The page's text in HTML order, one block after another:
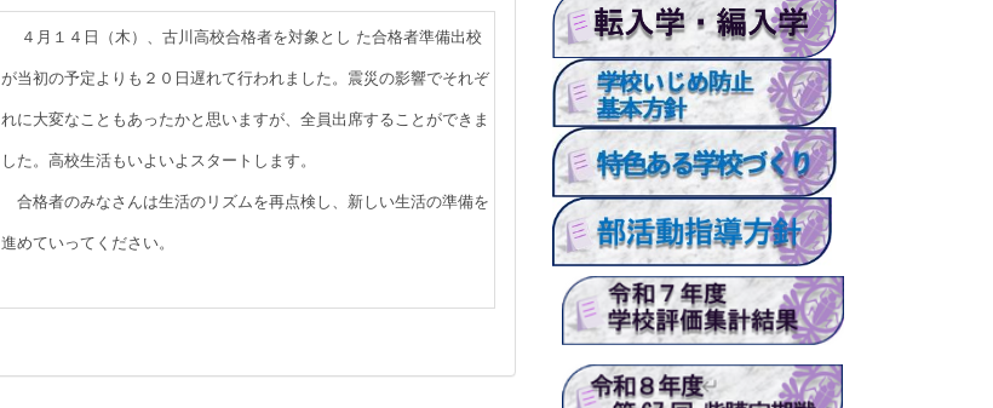
４月１４日（木）、古川高校合格者を対象とし た合格者準備出校
が当初の予定よりも２０日遅れて行われました。震災の影響でそれぞ
れに大変なこともあったかと思いますが、全員出席することができま
した。高校生活もいよいよスタートします。
合格者のみなさんは生活のリズムを再点検し、新しい生活の準備を
進めていってください。